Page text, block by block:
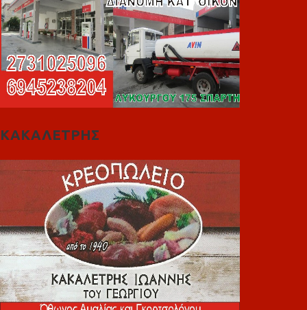
ΚΑΚΑΛΕΤΡΗΣ